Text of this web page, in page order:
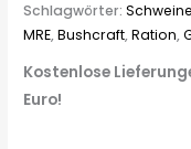
Schlagwörter:
MRE,Bushcraft,Ration,
Kostenlose
Euro!